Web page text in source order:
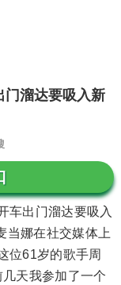
门溜达要吸入新
车出门溜达要吸入
当娜在社交媒体上
位61岁的歌手周
天我参加了一个